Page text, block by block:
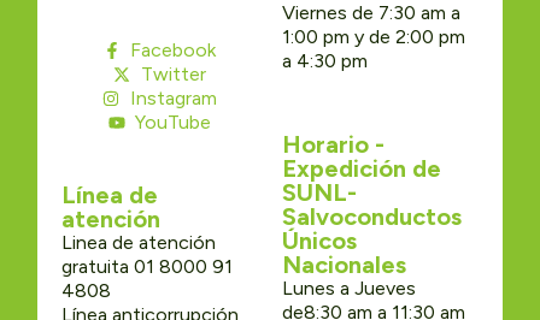
Facebook
Twitter
Instagram
YouTube
Línea de
atención
Linea de atención
gratuita 01 8000 91
4808
Línea anticorrupción
Viernes de 7:30 am a
1:00 pm y de 2:00 pm
a 4:30 pm
Horario -
Expedición de
SUNL-
Salvoconductos
Únicos
Nacionales
Lunes a Jueves
de8:30 am a 11:30 am